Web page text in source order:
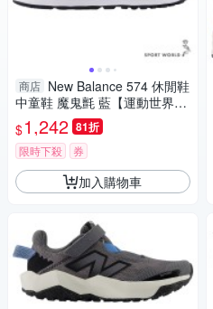
商店 New Balance 574 休閒鞋
中童鞋 魔鬼氈 藍【運動世界】
P5742I6-W
$1,242 81折
限時下殺 券
加入購物車